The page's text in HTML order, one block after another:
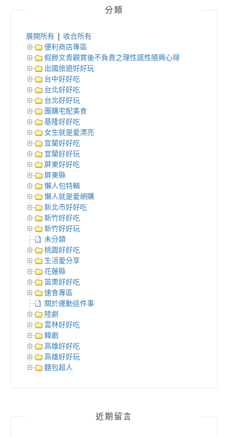
分類
展開所有
收合所有
便利商店專區
假掰文青觀賞後不負責之理性感性隨興心得
出國旅遊好好玩
台中好好吃
台北好好吃
台北好好玩
團購宅配美食
基隆好好吃
女生就是愛漂亮
宜蘭好好吃
宜蘭好好玩
屏東好好吃
屏東縣
懶人包特輯
懶人就是愛網購
新北市好好吃
新竹好好吃
新竹好好玩
未分類
桃園好好吃
生活愛分享
花蓮縣
苗栗好好吃
速食專區
關於運動這件事
陸劇
雲林好好吃
韓劇
高雄好好吃
高雄好好玩
麵包超人
近期留言